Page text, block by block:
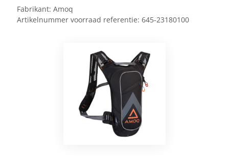
Fabrikant: Amoq
Artikelnummer voorraad referentie: 645-23180100